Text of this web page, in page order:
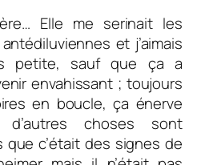
Elle me serinait les
et j’aimais
petite, sauf que ça a
envahissant ; toujours
en boucle, ça énerve
choses sont
que c’était des signes de